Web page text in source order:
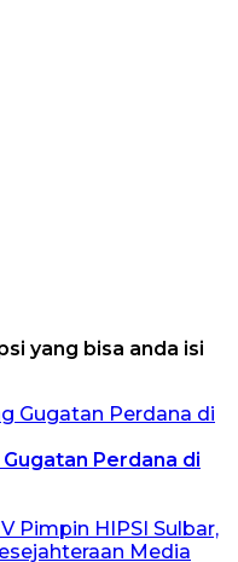
yang bisa anda isi
Perdana di